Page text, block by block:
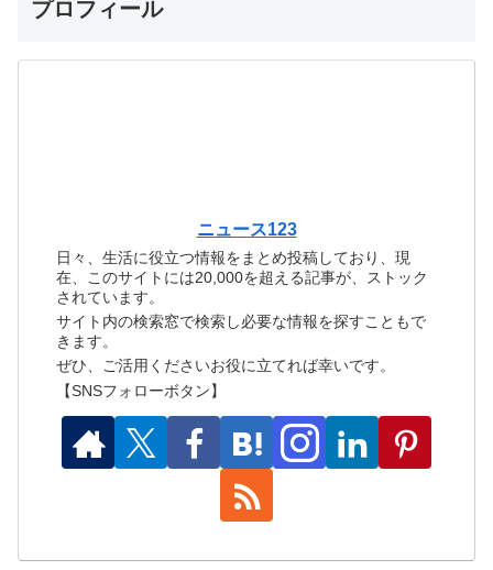
プロフィール
ニュース123
日々、生活に役立つ情報をまとめ投稿しており、現
在、このサイトには20,000を超える記事が、ストック
されています。
サイト内の検索窓で検索し必要な情報を探すこともで
きます。
ぜひ、ご活用くださいお役に立てれば幸いです。
【SNSフォローボタン】